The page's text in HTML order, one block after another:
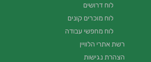
לוח דרושים
לוח מוכרים קונים
לוח מחפשי עבודה
רשת אתרי הלוויין
הצהרת נגישות